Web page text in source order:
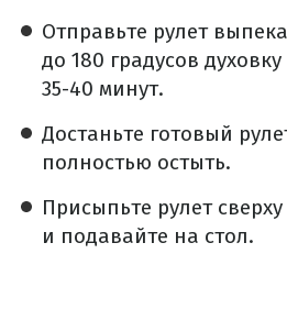
Отправьте рулет
до 180 градусов
35-40 минут.
Достаньте готовый
полностью остыть.
Присыпьте рулет
и подавайте на стол.